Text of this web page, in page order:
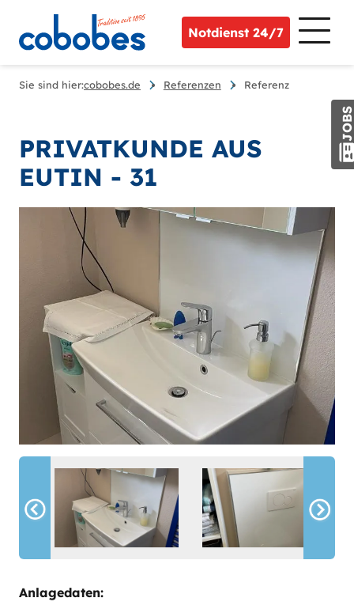
Notdienst 24/7
Sie sind hier:cobobes.de Referenzen Referenz
JOBS
PRIVATKUNDE AUS
EUTIN - 31
Anlagedaten: